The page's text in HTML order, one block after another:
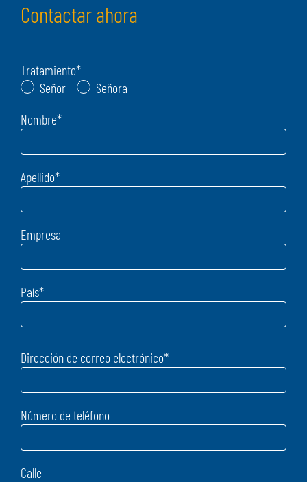
Contactar ahora
Tratamiento*
Señor
Señora
Nombre*
Apellido*
Empresa
País*
Dirección de correo electrónico*
Número de teléfono
Calle